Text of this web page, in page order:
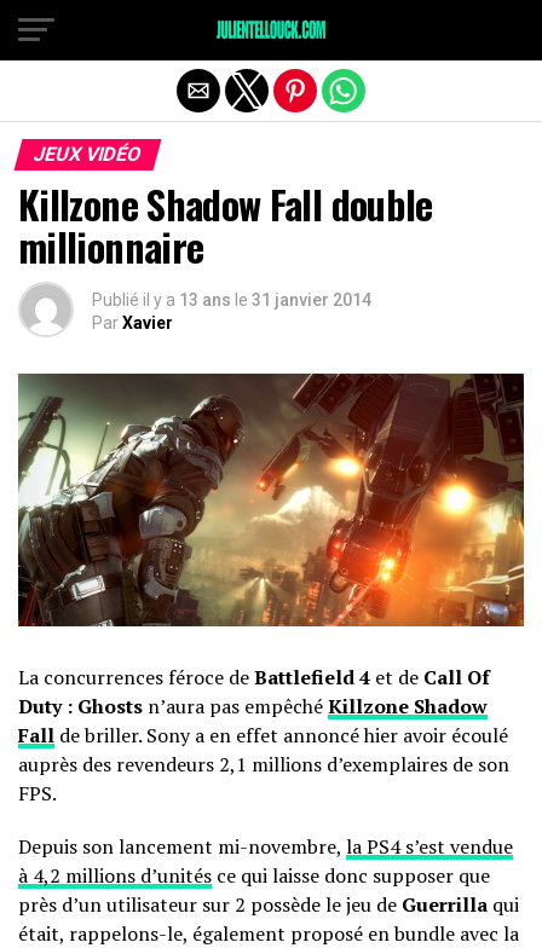
JEUX VIDÉO
Killzone Shadow Fall double
millionnaire
Publié il y a 13 ans le 31 janvier 2014
ParXavier
La concurrences féroce deBattlefield 4 et de Call Of
Duty : Ghosts n’aura pas empêchéKillzone Shadow
Fall de briller. Sony a en effet annoncé hier avoir écoulé
auprès des revendeurs 2,1 millions d’exemplaires de son
FPS.
Depuis son lancement mi-novembre, la PS4 s’est vendue
à 4,2 millions d’unités ce qui laisse donc supposer que
près d’un utilisateur sur 2 possède le jeu de Guerrilla qui
était, rappelons-le, également proposé en bundle avec la